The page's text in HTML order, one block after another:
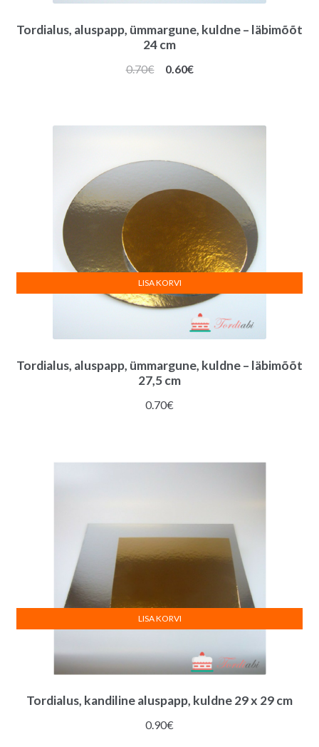
Tordialus, aluspapp, ümmargune, kuldne – läbimõõt
24 cm
0.70€
Algne
0.60€Praegune
Tordialus, aluspapp, ümmargune, kuldne – läbimõõt
27,5 cm
0.70€
LISA KORVI
Tordialus, kandiline aluspapp, kuldne 29 x 29 cm
0.90€
LISA KORVI